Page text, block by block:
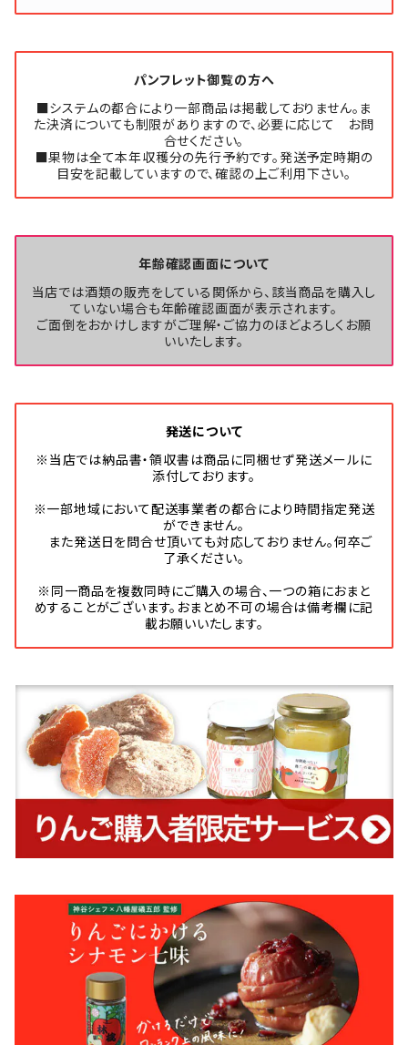
パンフレット御覧の方へ
■システムの都合により一部商品は掲載しておりません。ま
た決済についても制限がありますので、必要に応じて お問
合せください。
■果物は全て本年収穫分の先行予約です。発送予定時期の
目安を記載していますので、確認の上ご利用下さい。
年齢確認画面について
当店では酒類の販売をしている関係から、該当商品を購入し
ていない場合も年齢確認画面が表示されます。
ご面倒をおかけしますがご理解・ご協力のほどよろしくお願
いいたします。
発送について
※当店では納品書・領収書は商品に同梱せず発送メールに
添付しております。
※一部地域において配送事業者の都合により時間指定発送
ができません。
また発送日を問合せ頂いても対応しておりません。何卒ご
了承ください。
※同一商品を複数同時にご購入の場合、一つの箱におまと
めすることがございます。おまとめ不可の場合は備考欄に記
載お願いいたします。